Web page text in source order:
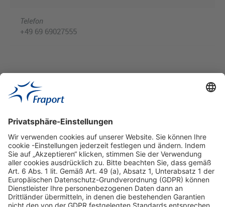
Telefon
+49 69 69027555
Hilfreiche Links
Online einkaufen & buchen